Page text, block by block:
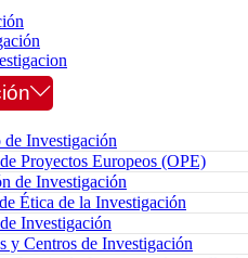
de Investigación
Proyectos Europeos (OPE)
de Investigación
Ética de la Investigación
Investigación
y Centros de Investigación